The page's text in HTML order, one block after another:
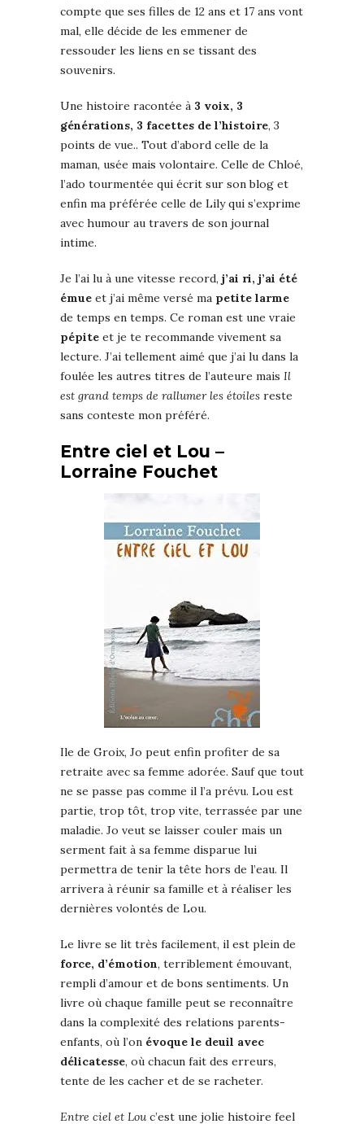
compte que ses filles de 12 ans et 17 ans vont
mal, elle décide de les emmener de
ressouder les liens en se tissant des
souvenirs.
Une histoire racontée à 3 voix, 3
générations, 3 facettes de l’histoire, 3
points de vue.. Tout d’abord celle de la
maman, usée mais volontaire. Celle de Chloé,
l’ado tourmentée qui écrit sur son blog et
enfin ma préférée celle de Lily qui s’exprime
avec humour au travers de son journal
intime.
Je l’ai lu à une vitesse record, j’ai ri, j’ai été
émue et j’ai même versé ma petite larme
de temps en temps. Ce roman est une vraie
pépite et je te recommande vivement sa
lecture. J’ai tellement aimé que j’ai lu dans la
foulée les autres titres de l’auteure mais Il
est grand temps de rallumer les étoiles reste
sans conteste mon préféré.
Entre ciel et Lou –
Lorraine Fouchet
Ile de Groix, Jo peut enfin profiter de sa
retraite avec sa femme adorée. Sauf que tout
ne se passe pas comme il l’a prévu. Lou est
partie, trop tôt, trop vite, terrassée par une
maladie. Jo veut se laisser couler mais un
serment fait à sa femme disparue lui
permettra de tenir la tête hors de l’eau. Il
arrivera à réunir sa famille et à réaliser les
dernières volontés de Lou.
Le livre se lit très facilement, il est plein de
force, d’émotion, terriblement émouvant,
rempli d’amour et de bons sentiments. Un
livre où chaque famille peut se reconnaître
dans la complexité des relations parents-
enfants, où l’on évoque le deuil avec
délicatesse, où chacun fait des erreurs,
tente de les cacher et de se racheter.
Entre ciel et Lou c’est une jolie histoire feel